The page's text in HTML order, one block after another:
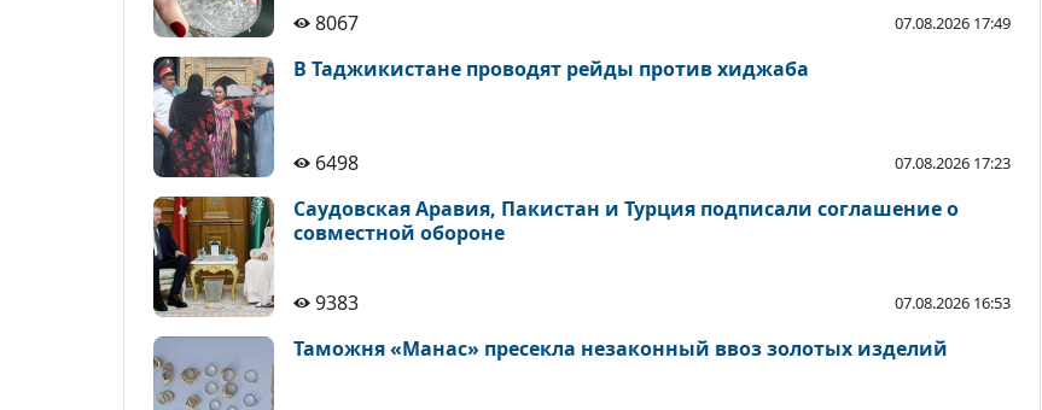
8067 07.08.2026 17:49
В Таджикистане проводят рейды против хиджаба
6498 07.08.2026 17:23
Саудовская Аравия, Пакистан и Турция подписали соглашение о
совместной обороне
9383 07.08.2026 16:53
Таможня «Манас» пресекла незаконный ввоз золотых изделий